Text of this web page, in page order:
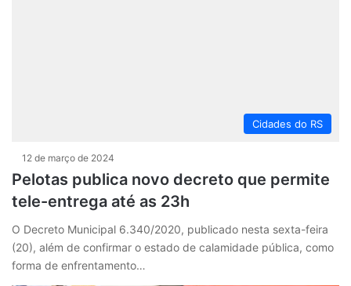
Cidades do RS
12 de março de 2024
Pelotas publica novo decreto que permite
tele-entrega até as 23h
O Decreto Municipal 6.340/2020, publicado nesta sexta-feira
(20), além de confirmar o estado de calamidade pública, como
forma de enfrentamento…